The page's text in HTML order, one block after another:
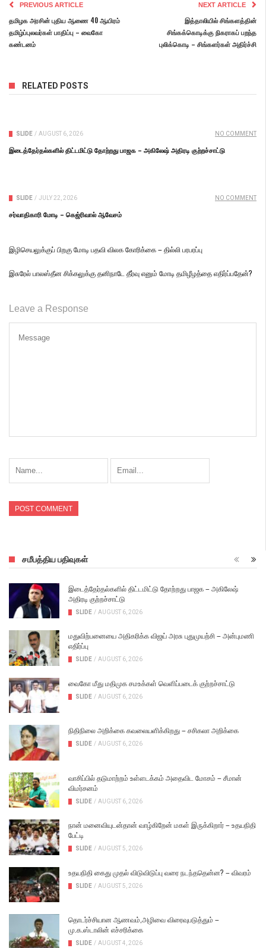
PREVIOUS ARTICLE
தமிழக அரசின் புதிய ஆணை 40 ஆயிரம்
தமிழ்ப்புலவர்கள் பாதிப்பு – வைகோ
கண்டனம்
NEXT ARTICLE
இத்தாலியில் சிங்களத்தின்
சிங்கக்கொடிக்கு நிகராகப் பறந்த
புலிக்கொடி – சிங்களர்கள் அதிர்ச்சி
RELATED POSTS
SLIDE / AUGUST 6, 2026 NO COMMENT
இடைத்தேர்தல்களில் திட்டமிட்டு தோற்றது பாஜக – அகிலேஷ் அதிரடி குற்றச்சாட்டு
SLIDE / JULY 22, 2026 NO COMMENT
சர்வாதிகாரி மோடி – கெஜ்ரிவால் ஆவேசம்
இழிசெயலுக்குப் பிறகு மோடி பதவி விலக கோரிக்கை – தில்லி பரபரப்பு
இசுரேல் பாலஸ்தீன சிக்கலுக்கு தனிநாடே தீர்வு எனும் மோடி தமிழீழத்தை எதிர்ப்பதேன்?
Leave a Response
சமீபத்திய பதிவுகள்
இடைத்தேர்தல்களில் திட்டமிட்டு தோற்றது பாஜக – அகிலேஷ்
அதிரடி குற்றச்சாட்டு
SLIDE / AUGUST 6, 2026
மதுவிற்பனையை அதிகரிக்க விஜய் அரசு புதுமுயற்சி – அன்புமணி
எதிர்ப்பு
SLIDE / AUGUST 6, 2026
வைகோ மீது மதிமுக சமஉக்கள் வெளிப்படைக் குற்றச்சாட்டு
SLIDE / AUGUST 6, 2026
நிதிநிலை அறிக்கை கவலையளிக்கிறது – சசிகலா அறிக்கை
SLIDE / AUGUST 6, 2026
வாசிப்பில் தடுமாற்றம் உள்ளடக்கம் அதைவிட மோசம் – சீமான்
விமர்சனம்
SLIDE / AUGUST 6, 2026
நான் மனைவியுடன்தான் வாழ்கிறேன் மகள் இருக்கிறார் – உதயநிதி
பேட்டி
SLIDE / AUGUST 5, 2026
உதயநிதி கைது முதல் விடுவிடுப்பு வரை நடந்ததென்ன? – விவரம்
SLIDE / AUGUST 5, 2026
தொடர்ச்சியான ஆணவம்,அழிவை விரைவுபடுத்தும் –
மு.க.ஸ்டாலின் எச்சரிக்கை
SLIDE / AUGUST 4, 2026